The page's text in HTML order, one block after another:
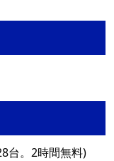
台。2時間無料)